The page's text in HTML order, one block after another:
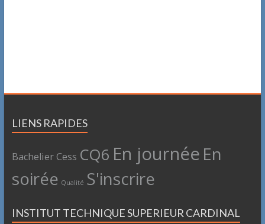
LIENS RAPIDES
Bachelier Cess CQ6 En journée En
soirée Qualité S'inscrire
INSTITUT TECHNIQUE SUPERIEUR CARDINAL